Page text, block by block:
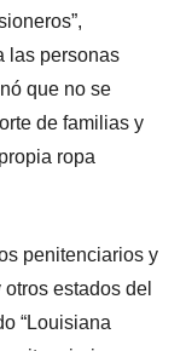
las personas
que no se
de familias y
ropa
penitenciarios y
estados del
“Louisiana